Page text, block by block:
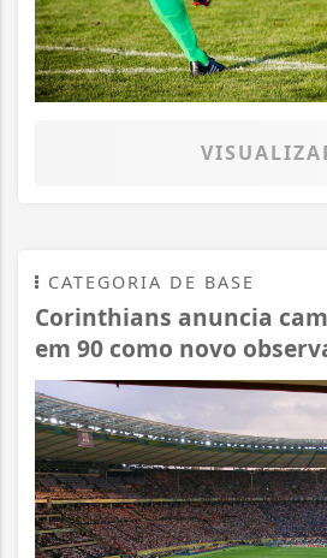
CATEGORIA DE BASE
Corinthians anuncia
em 90 como novo